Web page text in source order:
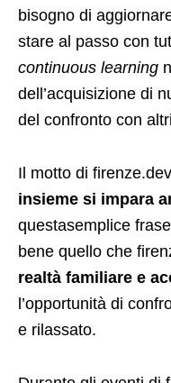
bisogno di
stare al passo con
continuous learning
dell’acquisizione di
del confronto con
Il motto di
insieme si impara
questasemplice
bene quello che
realtà familiare e
l’opportunità di
e rilassato.